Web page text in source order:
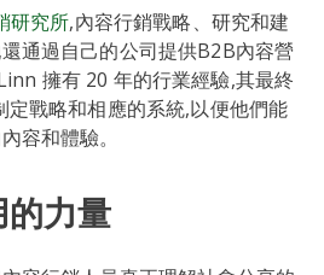
研究所,內容行銷戰略、研究和建
通過自己的公司提供B2B內容營
擁有 20 年的行業經驗,其最終
定戰略和相應的系統,以便他們能
容和體驗。
力量